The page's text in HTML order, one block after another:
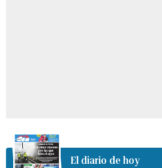
El diario de hoy